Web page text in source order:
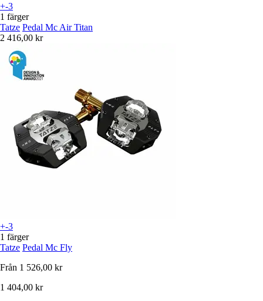
+-3
1 färger
Tatze Pedal Mc Air Titan
2 416,00 kr
+-3
1 färger
Tatze Pedal Mc Fly
Från 1 526,00 kr
1 404,00 kr